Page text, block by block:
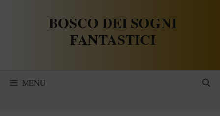
BOSCO DEI SOGNI
FANTASTICI
MENU